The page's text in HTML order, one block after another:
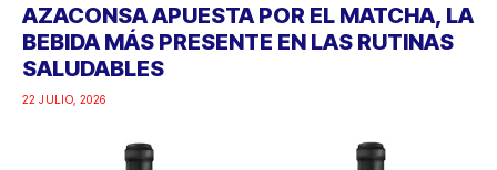
AZACONSA APUESTA POR EL MATCHA, LA
BEBIDA MÁS PRESENTE EN LAS RUTINAS
SALUDABLES
22 JULIO, 2026